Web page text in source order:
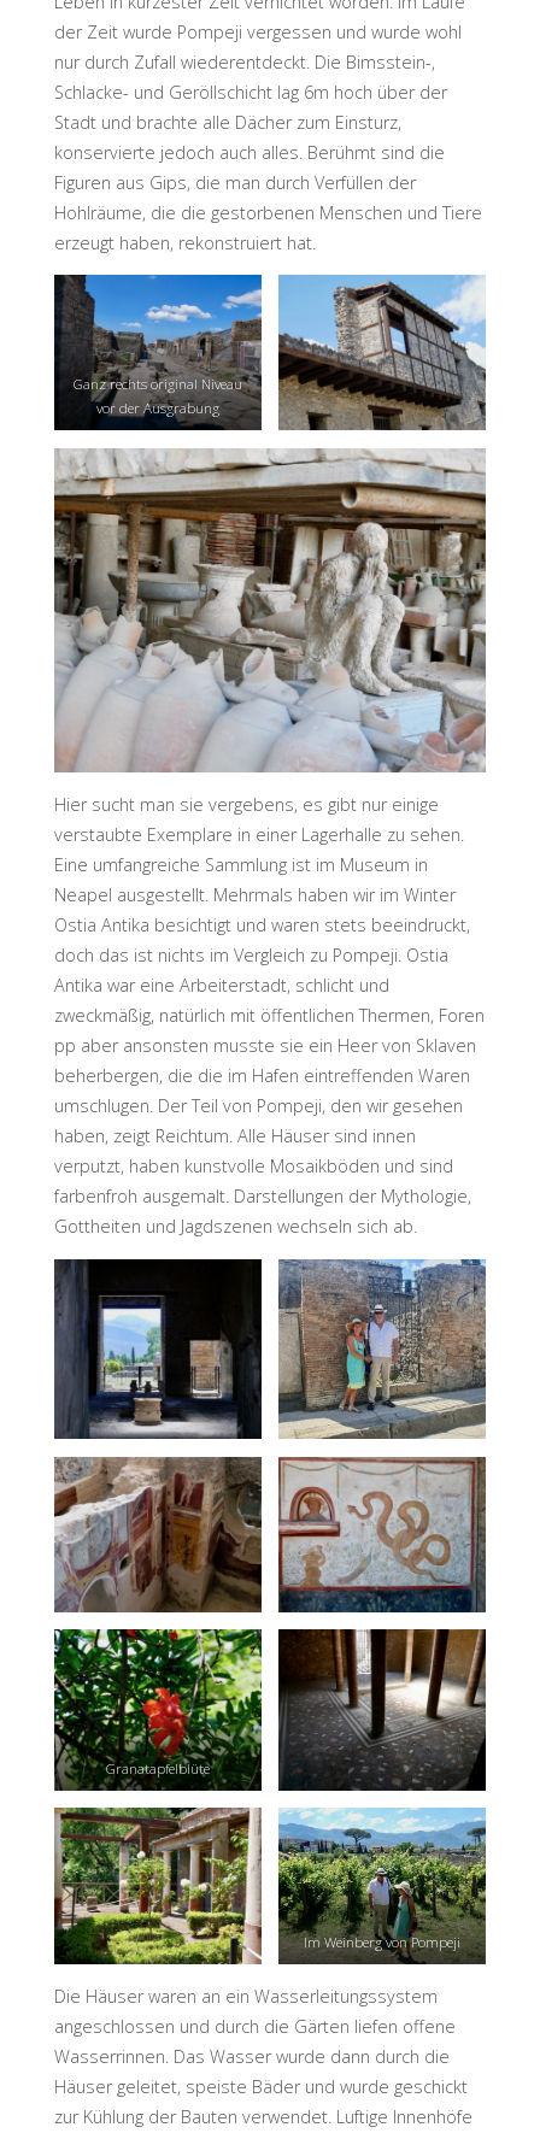
der Zeit wurde Pompeji vergessen und wurde wohl
nur durch Zufall wiederentdeckt. Die Bimsstein-,
Schlacke- und Geröllschicht lag 6m hoch über der
Stadt und brachte alle Dächer zum Einsturz,
konservierte jedoch auch alles. Berühmt sind die
Figuren aus Gips, die man durch Verfüllen der
Hohlräume, die die gestorbenen Menschen und Tiere
erzeugt haben, rekonstruiert hat.
Ganz rechts original Niveau
vor der Ausgrabung
Hier sucht man sie vergebens, es gibt nur einige
verstaubte Exemplare in einer Lagerhalle zu sehen.
Eine umfangreiche Sammlung ist im Museum in
Neapel ausgestellt. Mehrmals haben wir im Winter
Ostia Antika besichtigt und waren stets beeindruckt,
doch das ist nichts im Vergleich zu Pompeji. Ostia
Antika war eine Arbeiterstadt, schlicht und
zweckmäßig, natürlich mit öffentlichen Thermen, Foren
pp aber ansonsten musste sie ein Heer von Sklaven
beherbergen, die die im Hafen eintreffenden Waren
umschlugen. Der Teil von Pompeji, den wir gesehen
haben, zeigt Reichtum. Alle Häuser sind innen
verputzt, haben kunstvolle Mosaikböden und sind
farbenfroh ausgemalt. Darstellungen der Mythologie,
Gottheiten und Jagdszenen wechseln sich ab.
Granatapfelblüte
Im Weinberg von Pompeji
Die Häuser waren an ein Wasserleitungssystem
angeschlossen und durch die Gärten liefen offene
Wasserrinnen. Das Wasser wurde dann durch die
Häuser geleitet, speiste Bäder und wurde geschickt
zur Kühlung der Bauten verwendet. Luftige Innenhöfe